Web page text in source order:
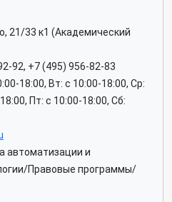
21/33 к1 (Академический
92, +7 (495) 956-82-83
18:00, Вт: c 10:00-18:00, Ср:
Пт: c 10:00-18:00, Сб:
автоматизации и
Правовые программы/